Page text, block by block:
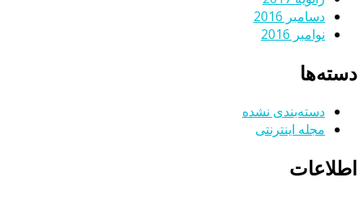
دسامبر 2016
نوامبر 2016
دسته‌ها
دسته‌بندی نشده
مجله اینترنتی
اطلاعات